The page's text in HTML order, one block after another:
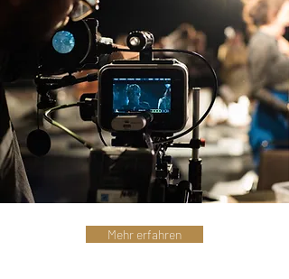
Mehr erfahren